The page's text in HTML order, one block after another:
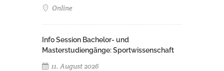
Online
Info Session Bachelor- und
Masterstudiengänge: Sportwissenschaft
11. August 2026